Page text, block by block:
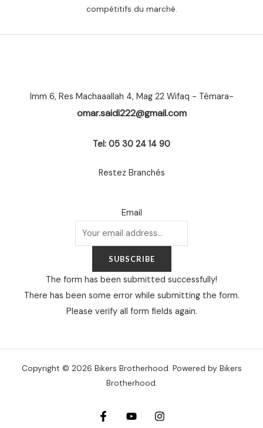
compétitifs du marché.
Imm 6, Res Machaaallah 4, Mag 22 Wifaq - Témara-
omar.saidi222@gmail.com
Tel: 05 30 24 14 90
Restez Branchés
Email
SUBSCRIBE
The form has been submitted successfully!
There has been some error while submitting the form.
Please verify all form fields again.
Copyright © 2026 Bikers Brotherhood. Powered by Bikers
Brotherhood.